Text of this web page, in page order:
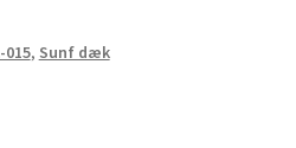
015, Sunf dæk